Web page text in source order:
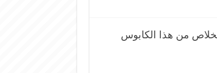
من هذا الكابوس